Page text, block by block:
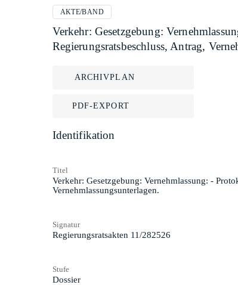
AKTE/BAND
Verkehr: Gesetzgebung:
Regierungsratsbeschluss, Antrag,
ARCHIVPLAN
PDF-EXPORT
Identifikation
Titel
Verkehr: Gesetzgebung: Vernehmlassung: -
Vernehmlassungsunterlagen.
Signatur
Regierungsratsakten 11/282526
Stufe
Dossier